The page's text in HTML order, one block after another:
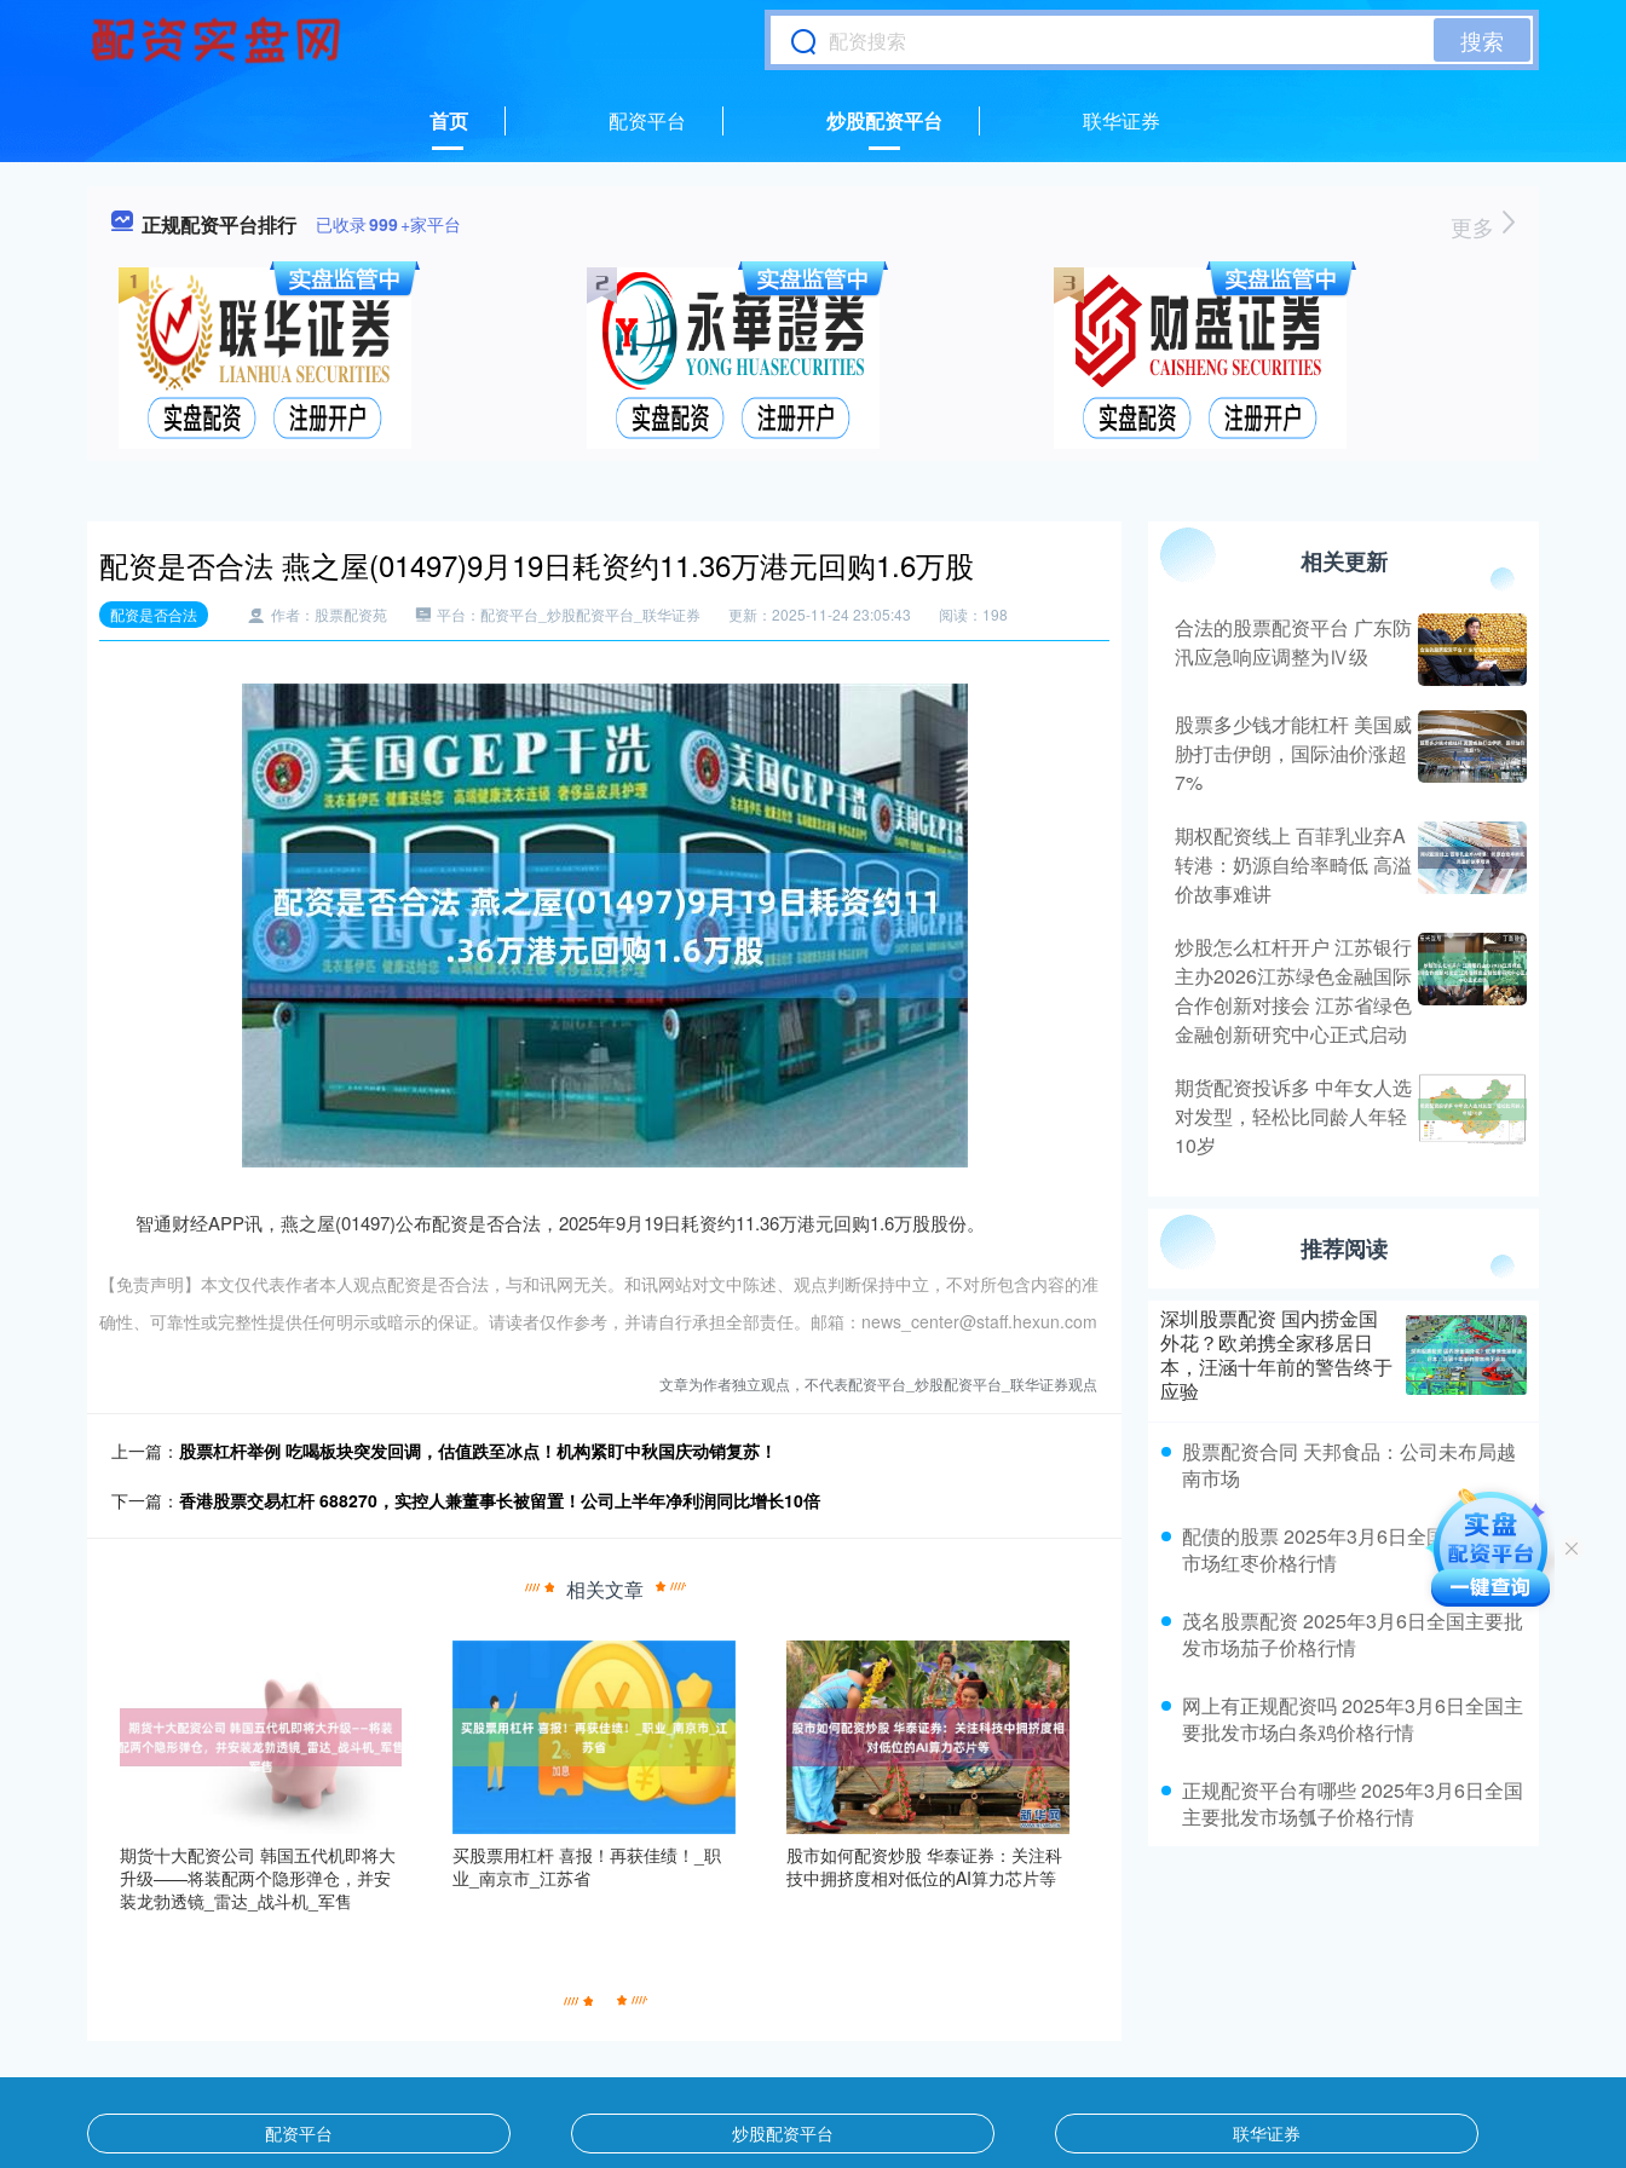
搜索
首页 配资平台 炒股配资平台 联华证券
正规配资平台排行 已收录999+家平台 更多
配资是否合法 燕之屋(01497)9月19日耗资约11.36万港元回购1.6万股
配资是否合法 作者：股票配资苑 平台：配资平台_炒股配资平台_联华证券 更新：2025-11-24 23:05:43 阅读：198
智通财经APP讯，燕之屋(01497)公布配资是否合法，2025年9月19日耗资约11.36万港元回购1.6万股股份。
【免责声明】本文仅代表作者本人观点配资是否合法，与和讯网无关。和讯网站对文中陈述、观点判断保持中立，不对所包含内容的准
确性、可靠性或完整性提供任何明示或暗示的保证。请读者仅作参考，并请自行承担全部责任。邮箱：news_center@staff.hexun.com
文章为作者独立观点，不代表配资平台_炒股配资平台_联华证券观点
上一篇： 股票杠杆举例 吃喝板块突发回调，估值跌至冰点！机构紧盯中秋国庆动销复苏！
下一篇： 香港股票交易杠杆 688270，实控人兼董事长被留置！公司上半年净利润同比增长10倍
相关文章
期货十大配资公司 韩国五代机即将大
升级——将装配两个隐形弹仓，并安
装龙勃透镜_雷达_战斗机_军售
买股票用杠杆 喜报！再获佳绩！_职
业_南京市_江苏省
股市如何配资炒股 华泰证券：关注科
技中拥挤度相对低位的AI算力芯片等
相关更新
合法的股票配资平台 广东防
汛应急响应调整为Ⅳ级
股票多少钱才能杠杆 美国威
胁打击伊朗，国际油价涨超
7%
期权配资线上 百菲乳业弃A
转港：奶源自给率畸低 高溢
价故事难讲
炒股怎么杠杆开户 江苏银行
主办2026江苏绿色金融国际
合作创新对接会 江苏省绿色
金融创新研究中心正式启动
期货配资投诉多 中年女人选
对发型，轻松比同龄人年轻
10岁
推荐阅读
深圳股票配资 国内捞金国
外花？欧弟携全家移居日
本，汪涵十年前的警告终于
应验
股票配资合同 天邦食品：公司未布局越
南市场
配债的股票 2025年3月6日全国主要批发
市场红枣价格行情
茂名股票配资 2025年3月6日全国主要批
发市场茄子价格行情
网上有正规配资吗 2025年3月6日全国主
要批发市场白条鸡价格行情
正规配资平台有哪些 2025年3月6日全国
主要批发市场瓠子价格行情
配资平台 炒股配资平台 联华证券